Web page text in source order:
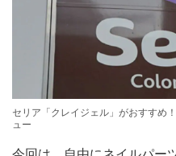
セリア「クレイジェル」がおすすめ
ュー